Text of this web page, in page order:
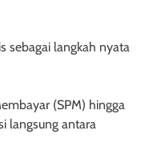
sebagai langkah nyata
(SPM) hingga
langsung antara